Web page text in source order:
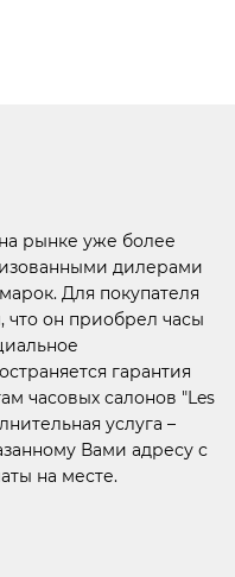
рынке уже более
дилерами
Для покупателя
что он приобрел часы
гарантия
часовых салонов "Les
услуга –
Вами адресу с
на месте.